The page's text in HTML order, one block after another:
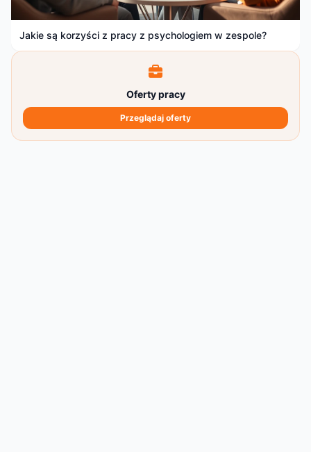
Jakie są korzyści z pracy z psychologiem w zespole?
Oferty pracy
Przeglądaj oferty